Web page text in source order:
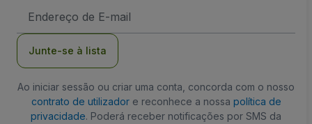
de
Junte-se à lista
Ao iniciar sessão ou criar uma conta, concorda com o nosso
contrato de utilizadore reconhece a nossa política de
privacidade. Poderá receber notificações por SMS da